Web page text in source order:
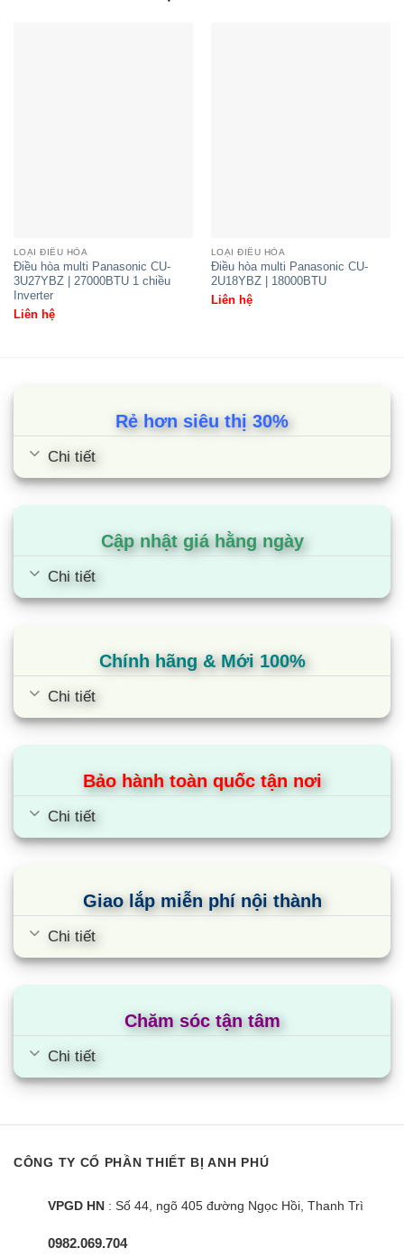
Điều hòa multi Panasonic CU-
Dàn nóng điều hòa multi Panasonic
LOẠI ĐIỀU HÒA
Điều hòa multi Panasonic CU-
3U27YBZ | 27000BTU 1 chiều
Inverter
Liên hệ
LOẠI ĐIỀU HÒA
Điều hòa multi Panasonic CU-
2U18YBZ | 18000BTU
Liên hệ
Rẻ hơn siêu thị 30%
Chi tiết
Cập nhật giá hằng ngày
Chi tiết
Chính hãng & Mới 100%
Chi tiết
Bảo hành toàn quốc tận nơi
Chi tiết
Giao lắp miễn phí nội thành
Chi tiết
Chăm sóc tận tâm
Chi tiết
CÔNG TY CỔ PHẦN THIẾT BỊ ANH PHÚ
VPGD HN : Số 44, ngõ 405 đường Ngọc Hồi, Thanh Trì
0982.069.704